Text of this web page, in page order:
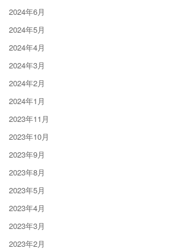
2024年6月
2024年5月
2024年4月
2024年3月
2024年2月
2024年1月
2023年11月
2023年10月
2023年9月
2023年8月
2023年5月
2023年4月
2023年3月
2023年2月